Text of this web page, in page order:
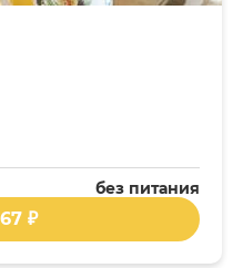
без питания
₽